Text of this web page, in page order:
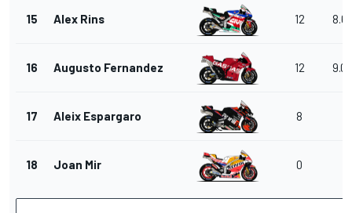
15 Alex Rins 12
16 Augusto Fernandez 12
17 Aleix Espargaro 8
18 Joan Mir 0